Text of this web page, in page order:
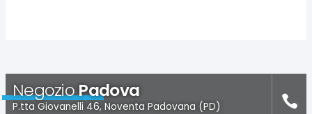
NegozioPadova
P.tta Giovanelli 46, Noventa Padovana (PD)